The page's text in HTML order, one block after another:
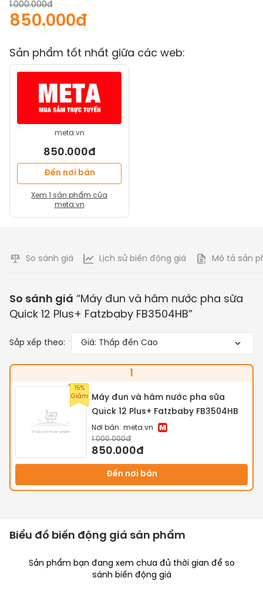
1.000.000đ
850.000đ
Sản phẩm tốt nhất giữa các web:
meta.vn
850.000đ
Đến nơi bán
Xem 1 sản phẩm của
meta.vn
So sánh giá Lịch sử biến động giá Mô tả sản
So sánh giá “Máy đun và hâm nước pha sữa
Quick 12 Plus+ Fatzbaby FB3504HB”
Sắp xếp theo: Giá: Thấp đến Cao
1
15%
Giảm
Máy đun và hâm nước pha sữa
Quick 12 Plus+ Fatzbaby FB3504HB
Nơi bán: meta.vn
1.000.000đ
850.000đ
Đến nơi bán
Biểu đồ biến động giá sản phẩm
Sản phẩm bạn đang xem chưa đủ thời gian để so
sánh biến động giá